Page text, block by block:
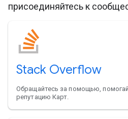
присоединяйтесь к
Stack Overflow
Обращайтесь за помощью,
репутацию Карт.